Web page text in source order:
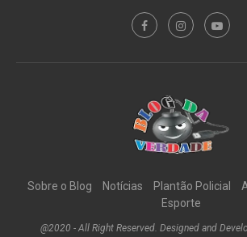
Sobre o Blog Notícias Plantão Policial
Esporte
@2020 - All Right Reserved. Designed and